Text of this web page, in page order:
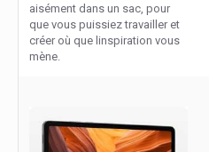
aisément dans un sac, pour
que vous puissiez travailler et
créer où que linspiration vous
mène.